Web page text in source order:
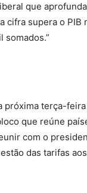
que
cifra supera o PIB
somados.”
próxima terça-
que reúne
com o
das tarifas